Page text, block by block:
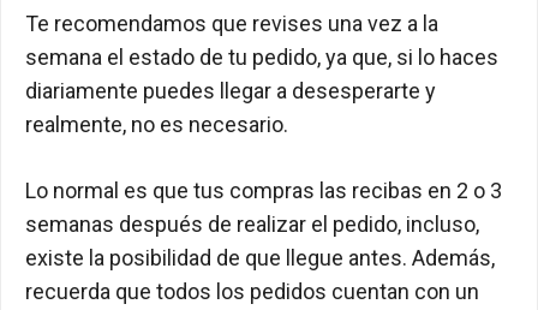
Te recomendamos que revises una vez a la
semana el estado de tu pedido, ya que, si lo haces
diariamente puedes llegar a desesperarte y
realmente, no es necesario.
Lo normal es que tus compras las recibas en 2 o 3
semanas después de realizar el pedido, incluso,
existe la posibilidad de que llegue antes. Además,
recuerda que todos los pedidos cuentan con un